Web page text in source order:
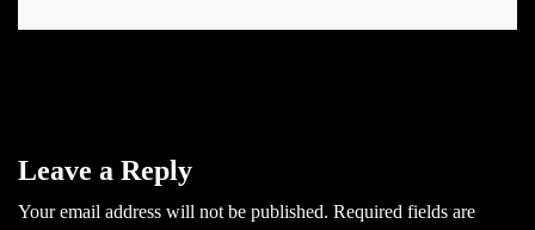
Leave a Reply
Your email address will not be published. Required fields are